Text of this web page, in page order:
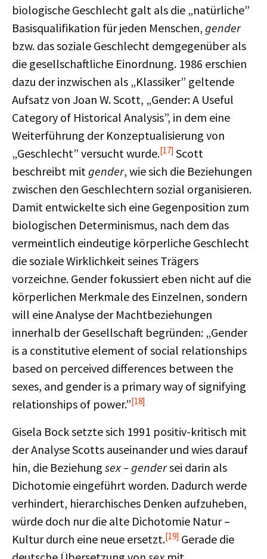
biologische Geschlecht galt als die „natürliche”
Basisqualifikation für jeden Menschen, gender
bzw. das soziale Geschlecht demgegenüber als
die gesellschaftliche Einordnung. 1986 erschien
dazu der inzwischen als „Klassiker” geltende
Aufsatz von Joan W. Scott, „Gender: A Useful
Category of Historical Analysis”, in dem eine
Weiterführung der Konzeptualisierung von
„Geschlecht” versucht wurde.[17] Scott
beschreibt mitgender, wie sich die Beziehungen
zwischen den Geschlechtern sozial organisieren.
Damit entwickelte sich eine Gegenposition zum
biologischen Determinismus, nach dem das
vermeintlich eindeutige körperliche Geschlecht
die soziale Wirklichkeit seines Trägers
vorzeichne. Gender fokussiert eben nicht auf die
körperlichen Merkmale des Einzelnen, sondern
will eine Analyse der Machtbeziehungen
innerhalb der Gesellschaft begründen: „Gender
is a constitutive element of social relationships
based on perceived differences between the
sexes, and gender is a primary way of signifying
relationships of power.”[18]
Gisela Bock setzte sich 1991 positiv-kritisch mit
der Analyse Scotts auseinander und wies darauf
hin, die Beziehung sex – gendersei darin als
Dichotomie eingeführt worden. Dadurch werde
verhindert, hierarchisches Denken aufzuheben,
würde doch nur die alte Dichotomie Natur –
Kultur durch eine neue ersetzt.[19] Gerade die